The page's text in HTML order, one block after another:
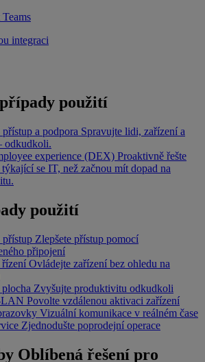
integraci
použití
a podpora Spravujte lidi, zařízení a
odkudkoli.
experience (DEX) Proaktivně řešte
se IT, než začnou mít dopad na
použití
Zlepšete přístup pomocí
připojení
řízení Ovládejte zařízení bez ohledu na
Zvyšujte produktivitu odkudkoli
LAN Povolte vzdálenou aktivaci zařízení
Vizuální komunikace v reálném čase
Zjednodušte poprodejní operace
Oblíbená řešení pro